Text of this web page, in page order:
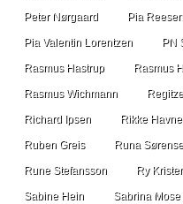
Peter Nørgaard Pia
Pia Valentin Lorentzen PN
Rasmus Hastrup Rasmus
Rasmus Wichmann
Richard Ipsen Rikke
Ruben Greis Runa
Rune Stefansson Ry
Sabine Hein Sabrina Mose